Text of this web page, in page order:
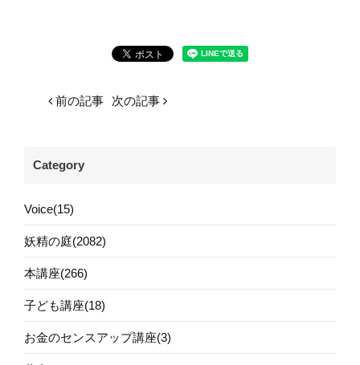
前の記事 次の記事
Category
Voice(15)
妖精の庭(2082)
本講座(266)
子ども講座(18)
お金のセンスアップ講座(3)